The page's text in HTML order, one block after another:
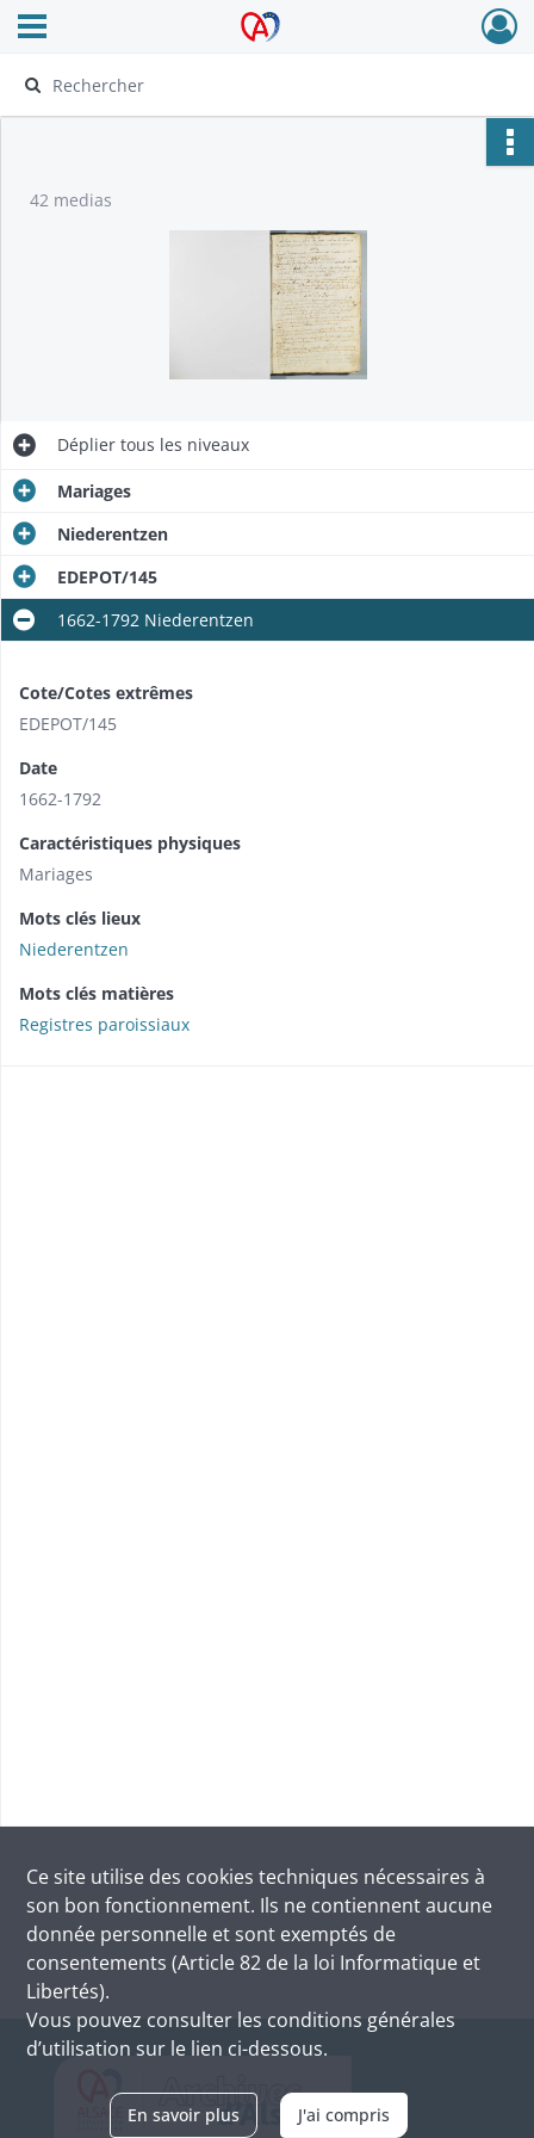
Archives Alsace - Colmar
Ouvrir le menu déroulant
42 medias
Déplier tous les niveaux
Mariages
Niederentzen
EDEPOT/145
1662-1792 Niederentzen
Cote/Cotes extrêmes
EDEPOT/145
Date
1662-1792
Caractéristiques physiques
Mariages
Mots clés lieux
Niederentzen
Mots clés matières
Registres paroissiaux
Ce site utilise des cookies techniques nécessaires à
son bon fonctionnement. Ils ne contiennent aucune
donnée personnelle et sont exemptés de
consentements (Article 82 de la loi Informatique et
Libertés).
Vous pouvez consulter les conditions générales
d’utilisation sur le lien ci-dessous.
En savoir plus J'ai compris